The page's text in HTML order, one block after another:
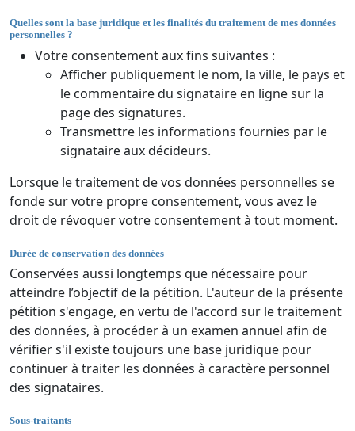
Quelles sont la base juridique et les finalités du traitement de mes données
personnelles ?
Votre consentement aux fins suivantes :
Afficher publiquement le nom, la ville, le pays et
le commentaire du signataire en ligne sur la
page des signatures.
Transmettre les informations fournies par le
signataire aux décideurs.
Lorsque le traitement de vos données personnelles se
fonde sur votre propre consentement, vous avez le
droit de révoquer votre consentement à tout moment.
Durée de conservation des données
Conservées aussi longtemps que nécessaire pour
atteindre l’objectif de la pétition. L'auteur de la présente
pétition s'engage, en vertu de l'accord sur le traitement
des données, à procéder à un examen annuel afin de
vérifier s'il existe toujours une base juridique pour
continuer à traiter les données à caractère personnel
des signataires.
Sous-traitants